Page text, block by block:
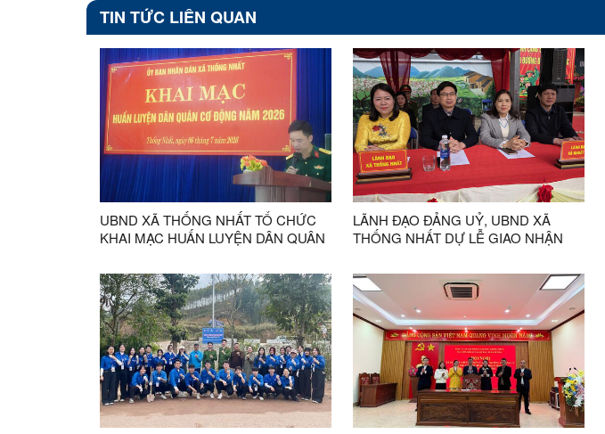
TIN TỨC LIÊN QUAN
UBND XÃ THỐNG NHẤT TỔ CHỨC
KHAI MẠC HUẤN LUYỆN DÂN QUÂN
LÃNH ĐẠO ĐẢNG UỶ, UBND XÃ
THỐNG NHẤT DỰ LỄ GIAO NHẬN